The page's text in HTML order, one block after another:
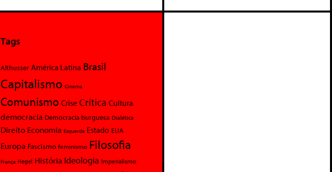
Tags
Althusser América Latina Brasil
Capitalismo Cinema
Comunismo Crise Crítica Cultura
democracia Democracia burguesa Dialética
Direito Economia Esquerda Estado EUA
Europa Fascismo feminismo Filosofia
França Hegel História Ideologia Imperialismo